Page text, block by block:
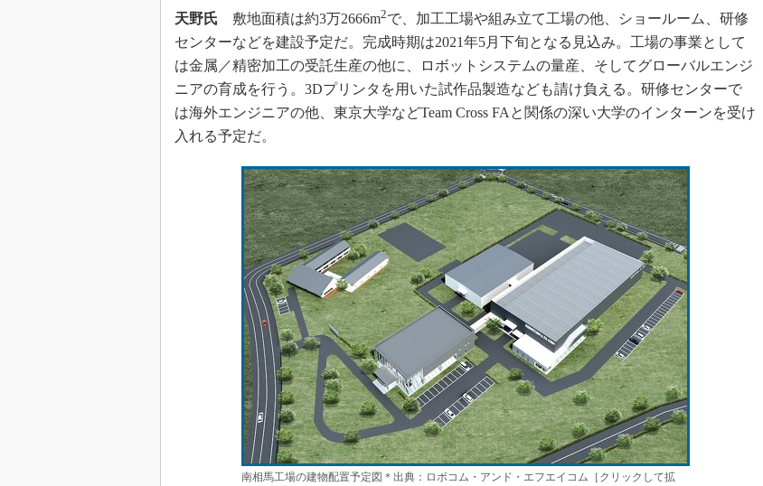
インダストリー4.0
イノベーション
製造業ビッグデータ
メイドインジャパン
海外生産
グローバル設計・開発
制御セキュリティ
新型コロナへの対応
天野氏 敷地面積は約3万2666m2で、加工工場や組み立て工場の他、ショールーム、研修
センターなどを建設予定だ。完成時期は2021年5月下旬となる見込み。工場の事業として
は金属／精密加工の受託生産の他に、ロボットシステムの量産、そしてグローバルエンジ
ニアの育成を行う。3Dプリンタを用いた試作品製造なども請け負える。研修センターで
は海外エンジニアの他、東京大学などTeam Cross FAと関係の深い大学のインターンを受け
入れる予定だ。
南相馬工場の建物配置予定図＊出典：ロボコム・アンド・エフエイコム［クリックして拡